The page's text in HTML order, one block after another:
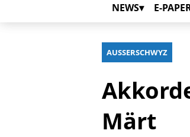
NEWS E-
AUSSERSCHWYZ
Märt